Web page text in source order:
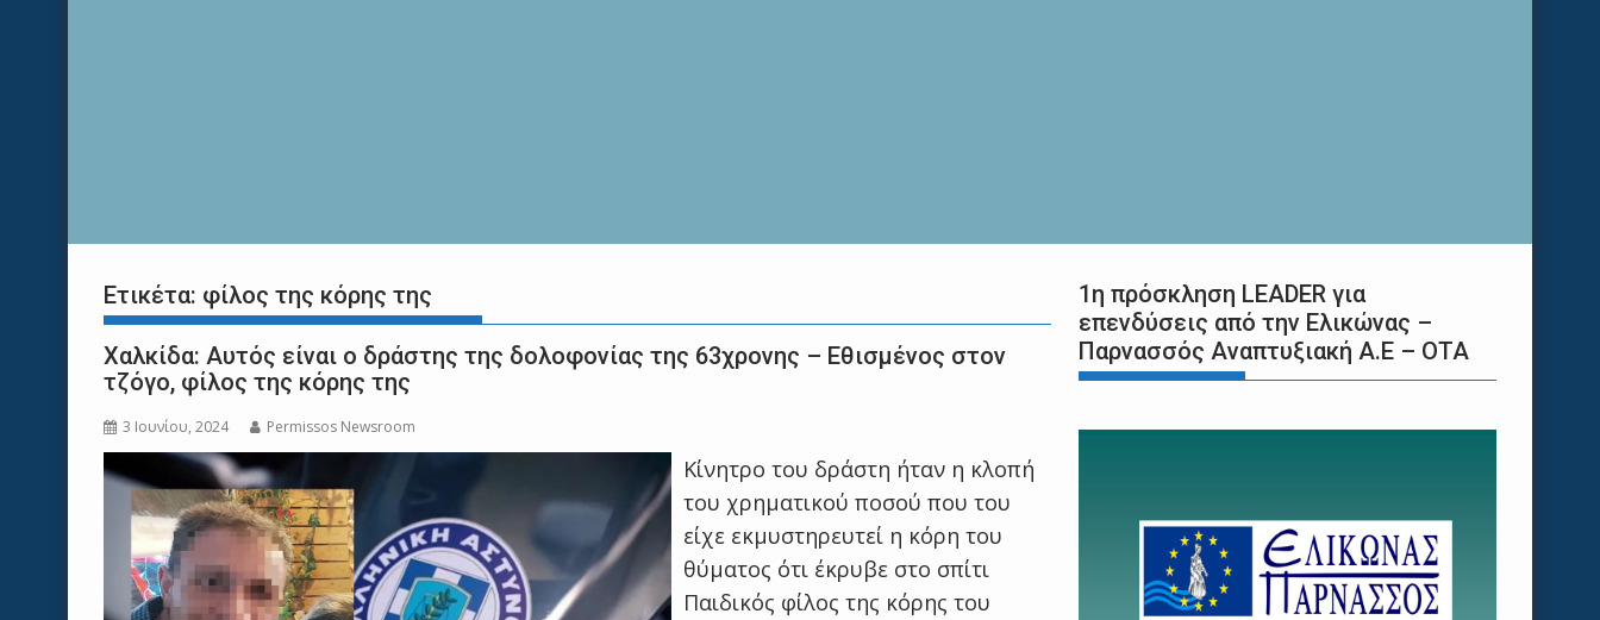
Ετικέτα: φίλος της κόρης της
Χαλκίδα: Αυτός είναι ο δράστης της δολοφονίας της 63χρονης – Εθισμένος στον
τζόγο, φίλος της κόρης της
3 Ιουνίου, 2024 Permissos Newsroom
Κίνητρο του δράστη ήταν η κλοπή
του χρηματικού ποσού που του
είχε εκμυστηρευτεί η κόρη του
θύματος ότι έκρυβε στο σπίτι
Παιδικός φίλος της κόρης του
1η πρόσκληση LEADER για
επενδύσεις από την Ελικώνας –
Παρνασσός Αναπτυξιακή Α.Ε – ΟΤΑ